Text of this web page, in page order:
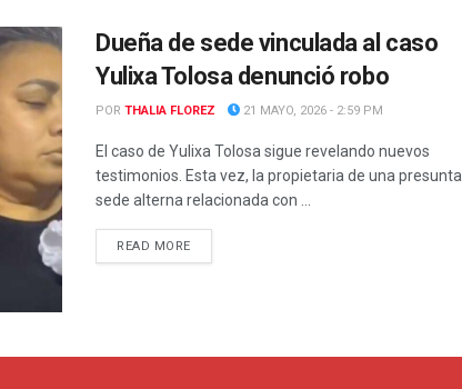
Dueña de sede vinculada al caso
Yulixa Tolosa denunció robo
POR THALIA FLOREZ 21 MAYO, 2026 - 2:59 PM
El caso de Yulixa Tolosa sigue revelando nuevos
testimonios. Esta vez, la propietaria de una presunta
sede alterna relacionada con ...
READ MORE